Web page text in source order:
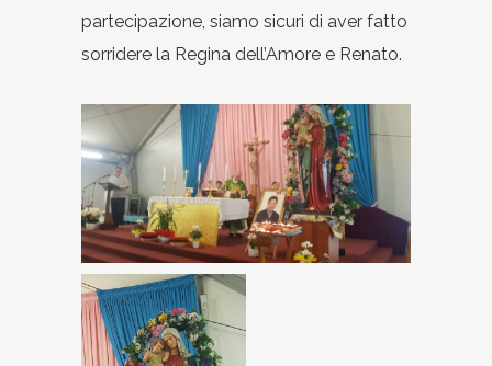
partecipazione, siamo sicuri di aver fatto
sorridere la Regina dell’Amore e Renato.